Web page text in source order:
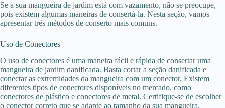
Se a sua mangueira de jardim está com vazamento, não se preocupe,
pois existem algumas maneiras de consertá-la. Nesta seção, vamos
apresentar três métodos de conserto mais comuns.
Uso de Conectores
O uso de conectores é uma maneira fácil e rápida de consertar uma
mangueira de jardim danificada. Basta cortar a seção danificada e
conectar as extremidades da mangueira com um conector. Existem
diferentes tipos de conectores disponíveis no mercado, como
conectores de plástico e conectores de metal. Certifique-se de escolher
o conector correto que se adapte ao tamanho da sua mangueira.